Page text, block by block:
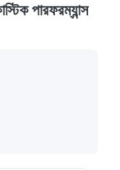
পারফরম্যান্স